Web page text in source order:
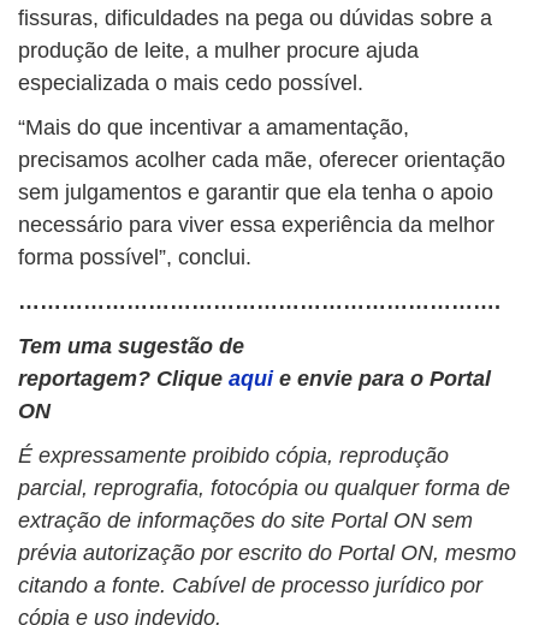
fissuras, dificuldades na pega ou dúvidas sobre a
produção de leite, a mulher procure ajuda
especializada o mais cedo possível.
“Mais do que incentivar a amamentação,
precisamos acolher cada mãe, oferecer orientação
sem julgamentos e garantir que ela tenha o apoio
necessário para viver essa experiência da melhor
forma possível”, conclui.
………………………………………………………….
Tem uma sugestão de
reportagem? Clique aqui e envie para o Portal
ON
É expressamente proibido cópia, reprodução
parcial, reprografia, fotocópia ou qualquer forma de
extração de informações do site Portal ON sem
prévia autorização por escrito do Portal ON, mesmo
citando a fonte. Cabível de processo jurídico por
cópia e uso indevido.